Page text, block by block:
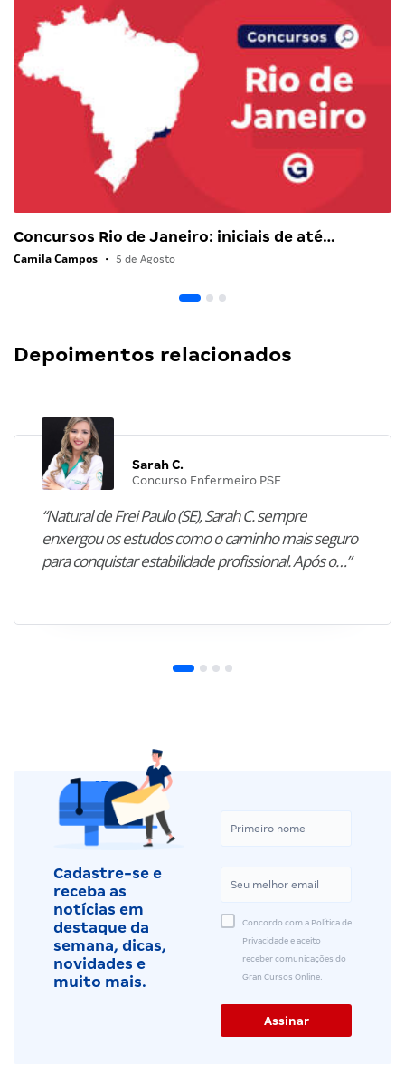
Concursos Rio de Janeiro: iniciais de até…
Camila Campos • 5 de Agosto
Depoimentos relacionados
Sarah C.
Concurso Enfermeiro PSF
“Natural de Frei Paulo (SE), Sarah C. sempre
enxergou os estudos como o caminho mais seguro
para conquistar estabilidade profissional. Após o…”
Cadastre-se e
receba as
notícias em
destaque da
semana, dicas,
novidades e
muito mais.
Concordo com a Política de
Privacidade e aceito
receber comunicações do
Gran Cursos Online.